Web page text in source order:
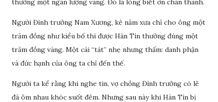
thưởng một ngàn lượng vàng. Đó là lòng biết ơn chân thành.
Người Đình trưởng Nam Xương, kẻ năm xưa chỉ cho ông một
trăm đồng như kiểu bố thí được Hàn Tín thưởng đúng một
trăm đồng vàng. Một cái “tát” nhẹ nhưng thấm: danh phận
và đức hạnh của ông ta chỉ đến thế.
Người ta kể rằng khi nghe tin, vợ chồng Đình trưởng có lẽ
đã ôm nhau khóc suốt đêm. Nhưng sau này khi Hàn Tín bị